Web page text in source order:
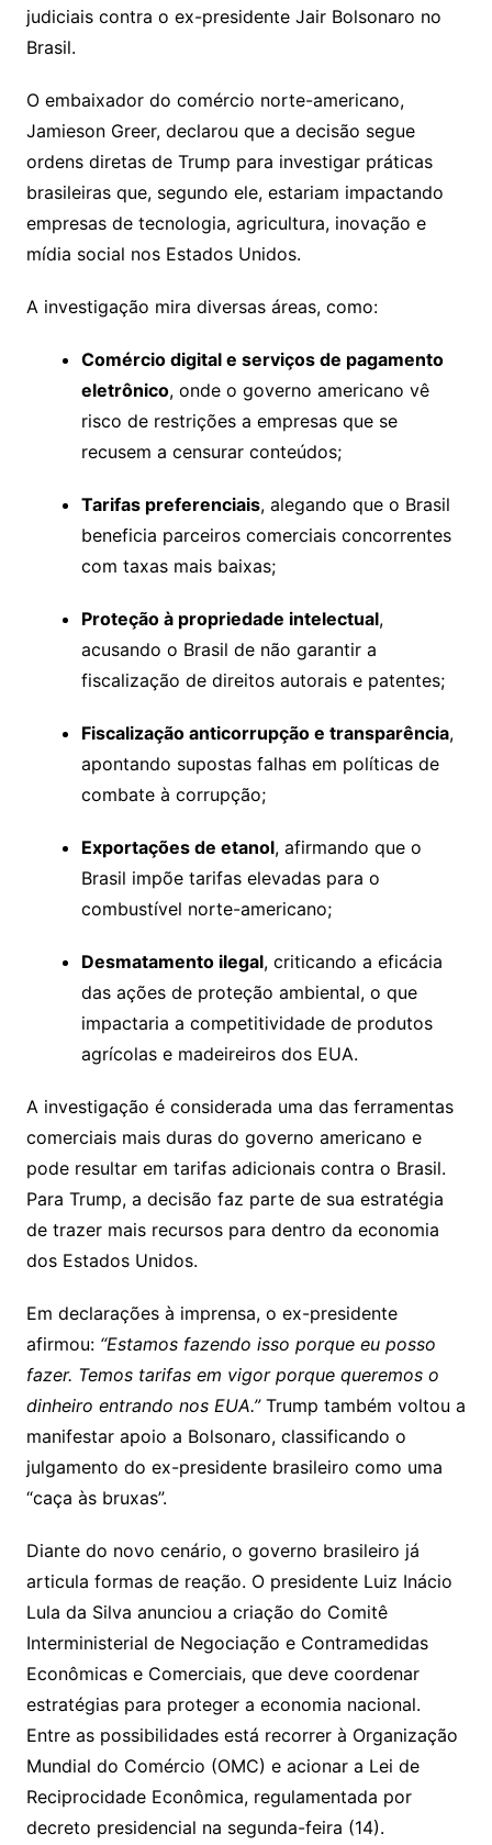
judiciais contra o ex-presidente Jair Bolsonaro no
Brasil.
O embaixador do comércio norte-americano,
Jamieson Greer, declarou que a decisão segue
ordens diretas de Trump para investigar práticas
brasileiras que, segundo ele, estariam impactando
empresas de tecnologia, agricultura, inovação e
mídia social nos Estados Unidos.
A investigação mira diversas áreas, como:
Comércio digital e serviços de pagamento
eletrônico, onde o governo americano vê
risco de restrições a empresas que se
recusem a censurar conteúdos;
Tarifas preferenciais, alegando que o Brasil
beneficia parceiros comerciais concorrentes
com taxas mais baixas;
Proteção à propriedade intelectual,
acusando o Brasil de não garantir a
fiscalização de direitos autorais e patentes;
Fiscalização anticorrupção e transparência,
apontando supostas falhas em políticas de
combate à corrupção;
Exportações de etanol, afirmando que o
Brasil impõe tarifas elevadas para o
combustível norte-americano;
Desmatamento ilegal, criticando a eficácia
das ações de proteção ambiental, o que
impactaria a competitividade de produtos
agrícolas e madeireiros dos EUA.
A investigação é considerada uma das ferramentas
comerciais mais duras do governo americano e
pode resultar em tarifas adicionais contra o Brasil.
Para Trump, a decisão faz parte de sua estratégia
de trazer mais recursos para dentro da economia
dos Estados Unidos.
Em declarações à imprensa, o ex-presidente
afirmou: “Estamos fazendo isso porque eu posso
fazer. Temos tarifas em vigor porque queremos o
dinheiro entrando nos EUA.”Trump também voltou a
manifestar apoio a Bolsonaro, classificando o
julgamento do ex-presidente brasileiro como uma
“caça às bruxas”.
Diante do novo cenário, o governo brasileiro já
articula formas de reação. O presidente Luiz Inácio
Lula da Silva anunciou a criação do Comitê
Interministerial de Negociação e Contramedidas
Econômicas e Comerciais, que deve coordenar
estratégias para proteger a economia nacional.
Entre as possibilidades está recorrer à Organização
Mundial do Comércio (OMC) e acionar a Lei de
Reciprocidade Econômica, regulamentada por
decreto presidencial na segunda-feira (14).